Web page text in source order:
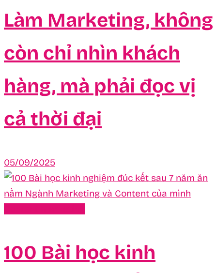
Làm Marketing, không
còn chỉ nhìn khách
hàng, mà phải đọc vị
cả thời đại
05/09/2025
100 Bài học kinh